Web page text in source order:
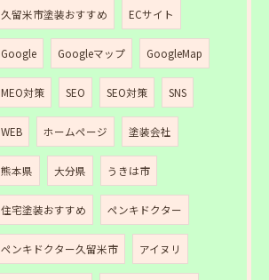
久留米市塗装おすすめ ECサイト
Google Googleマップ GoogleMap
MEO対策 SEO SEO対策 SNS
WEB ホームページ 塗装会社
熊本県 大分県 うきは市
住宅塗装おすすめ ペンキドクター
ペンキドクター久留米市 アイヌリ